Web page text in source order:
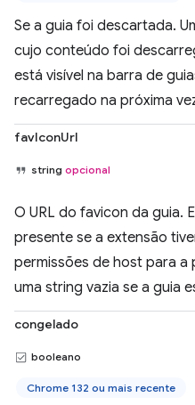
Se a guia foi descartada.
cujo conteúdo foi
está visível na barra de
recarregado na próxima
favIconUrl
string opcional
O URL do favicon da guia.
presente se a extensão
permissões de host para a
uma string vazia se a guia
congelado
booleano
Chrome 132 ou mais recente